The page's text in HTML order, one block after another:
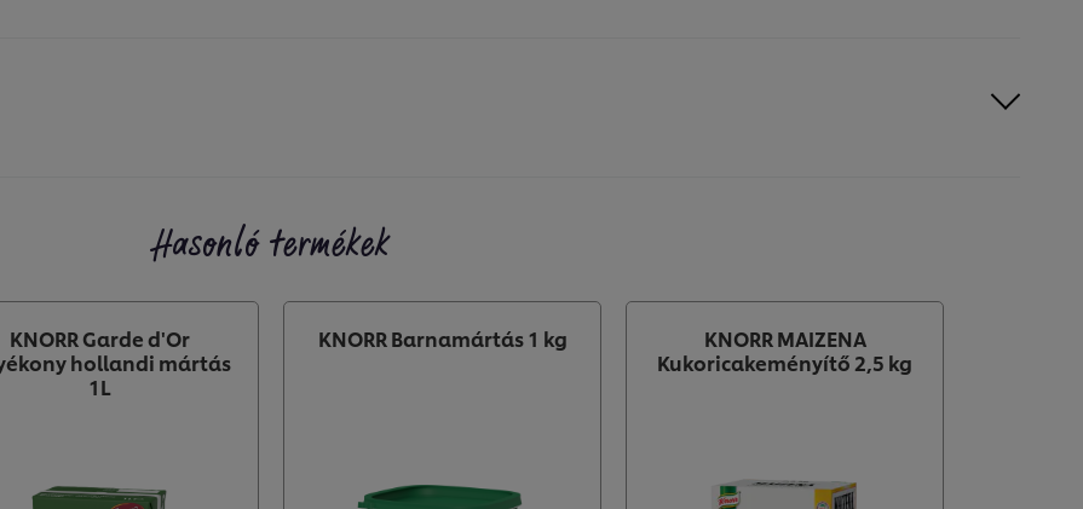
Hasonló termékek
KNORR Garde d'Or
hollandi mártás
1L
KNORR Barnamártás 1 kg
KNORR MAIZENA
Kukoricakeményítő 2,5 kg